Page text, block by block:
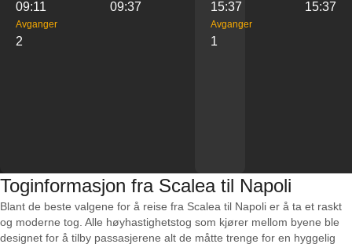
09:11 09:37
Avganger
2
15:37 15:37
Avganger
1
Toginformasjon fra Scalea til Napoli
Blant de beste valgene for å reise fra Scalea til Napoli er å ta et raskt
og moderne tog. Alle høyhastighetstog som kjører mellom byene ble
designet for å tilby passasjerene alt de måtte trenge for en hyggelig